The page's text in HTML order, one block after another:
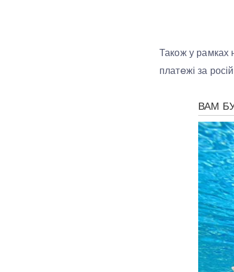
Також у рамках
платeжі за